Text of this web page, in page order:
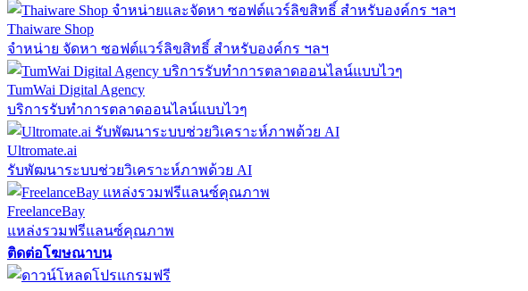
Thaiware Shop
จำหน่าย จัดหา ซอฟต์แวร์ลิขสิทธิ์ สำหรับองค์กร ฯลฯ
TumWai Digital Agency
บริการรับทำการตลาดออนไลน์แบบไวๆ
Ultromate.ai
รับพัฒนาระบบช่วยวิเคราะห์ภาพด้วย AI
FreelanceBay
แหล่งรวมฟรีแลนซ์คุณภาพ
ติดต่อโฆษณาบน